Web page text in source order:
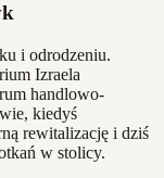
i odrodzeniu.
Izraela
handlowo-
kiedyś
rewitalizację i dziś
w stolicy.